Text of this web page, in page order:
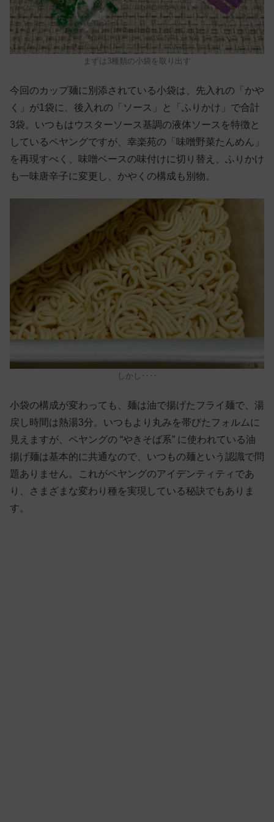
まずは3種類の小袋を取り出す
今回のカップ麺に別添されている小袋は、先入れの「かや
く」が1袋に、後入れの「ソース」と「ふりかけ」で合計
3袋。いつもはウスターソース基調の液体ソースを特徴と
しているペヤングですが、幸楽苑の「味噌野菜たんめん」
を再現すべく、味噌ベースの味付けに切り替え、ふりかけ
も一味唐辛子に変更し、かやくの構成も別物。
しかし‥‥
小袋の構成が変わっても、麺は油で揚げたフライ麺で、湯
戻し時間は熱湯3分。いつもより丸みを帯びたフォルムに
見えますが、ペヤングの “やきそば系” に使われている油
揚げ麺は基本的に共通なので、いつもの麺という認識で問
題ありません。これがペヤングのアイデンティティであ
り、さまざまな変わり種を実現している秘訣でもありま
す。